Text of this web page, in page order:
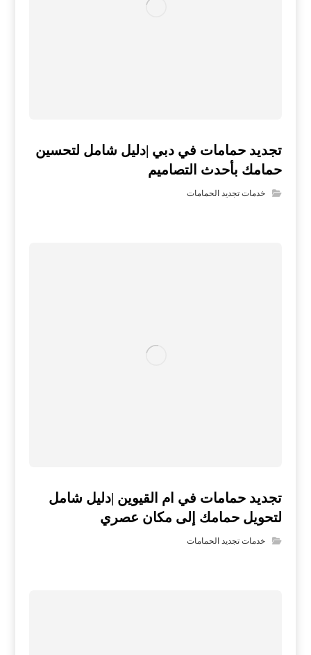
تجديد حمامات في دبي |دليل شامل لتحسين
حمامك بأحدث التصاميم
خدمات تجديد الحمامات
تجديد حمامات في ام القيوين |دليل شامل
لتحويل حمامك إلى مكان عصري
خدمات تجديد الحمامات